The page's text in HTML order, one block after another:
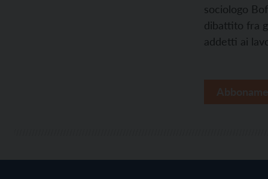
sociologo
dibattito fra
addetti ai